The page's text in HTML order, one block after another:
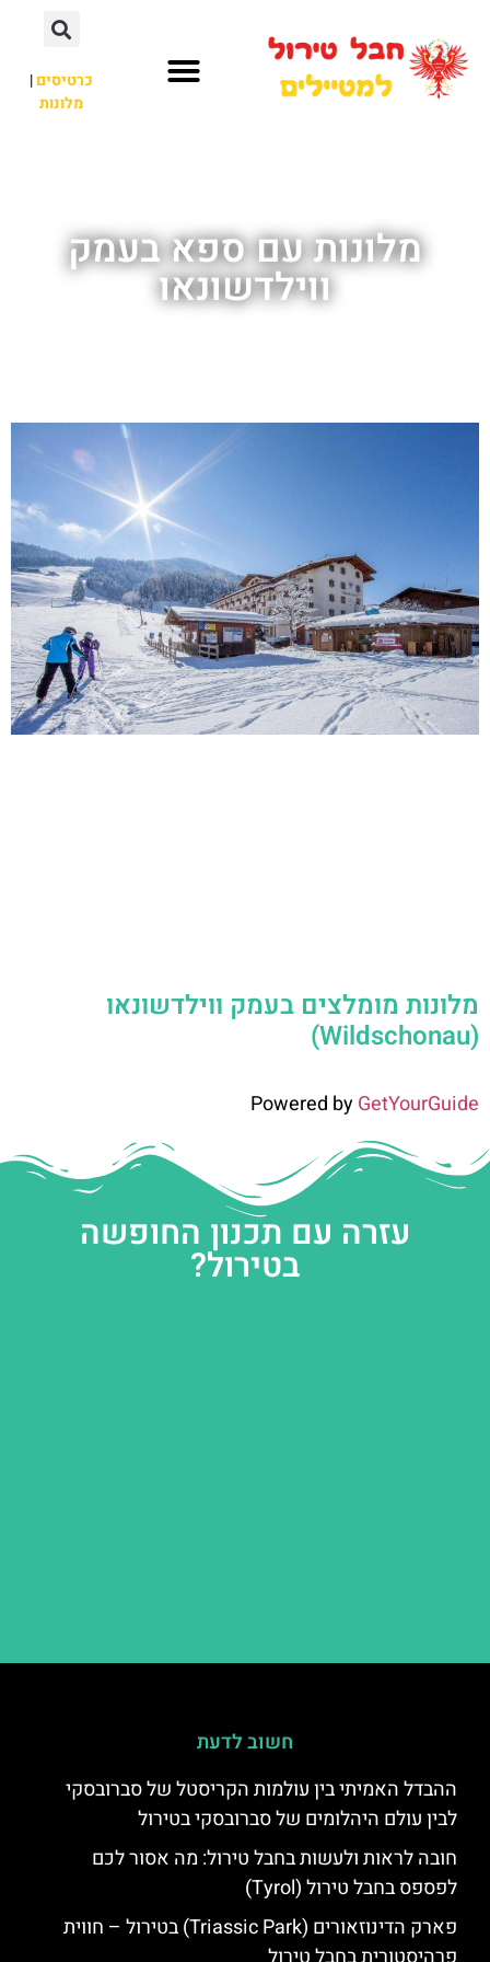
כרטיסים|
מלונות
מלונות עם ספא בעמק
ווילדשונאו
מלונות מומלצים בעמק ווילדשונאו
(Wildschonau)
Powered byGetYourGuide
עזרה עם תכנון החופשה
בטירול?
חשוב לדעת
ההבדל האמיתי בין עולמות הקריסטל של סברובסקי
לבין עולם היהלומים של סברובסקי בטירול
חובה לראות ולעשות בחבל טירול: מה אסור לכם
לפספס בחבל טירול (Tyrol)
פארק הדינוזאורים (Triassic Park) בטירול – חווית